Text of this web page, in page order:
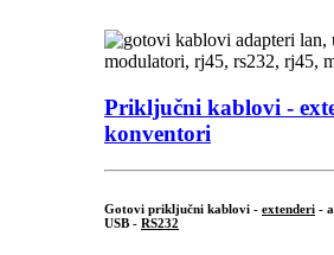
Priključni kablovi -
konventori
Gotovi priključni kablovi - extenderi -
USB - RS232